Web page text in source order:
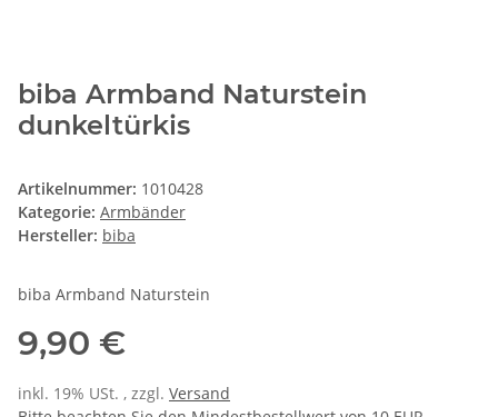
biba Armband Naturstein
dunkeltürkis
Artikelnummer: 1010428
Kategorie: Armbänder
Hersteller: biba
biba Armband Naturstein
9,90 €
inkl. 19% USt. , zzgl. Versand